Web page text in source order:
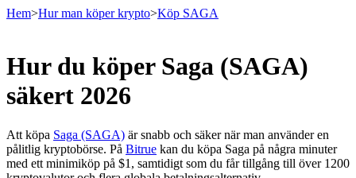
Terminer
Hem>Hur man köper krypto>Köp SAGA
Hur du köper Saga (SAGA)
säkert 2026
Att köpa Saga (SAGA) är snabb och säker när man använder en
pålitlig kryptobörse. På Bitrue kan du köpa Saga på några minuter
med ett minimiköp på $1, samtidigt som du får tillgång till över 1200